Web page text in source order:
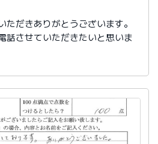
ただきありがとうございます。
話させていただきたいと思いま